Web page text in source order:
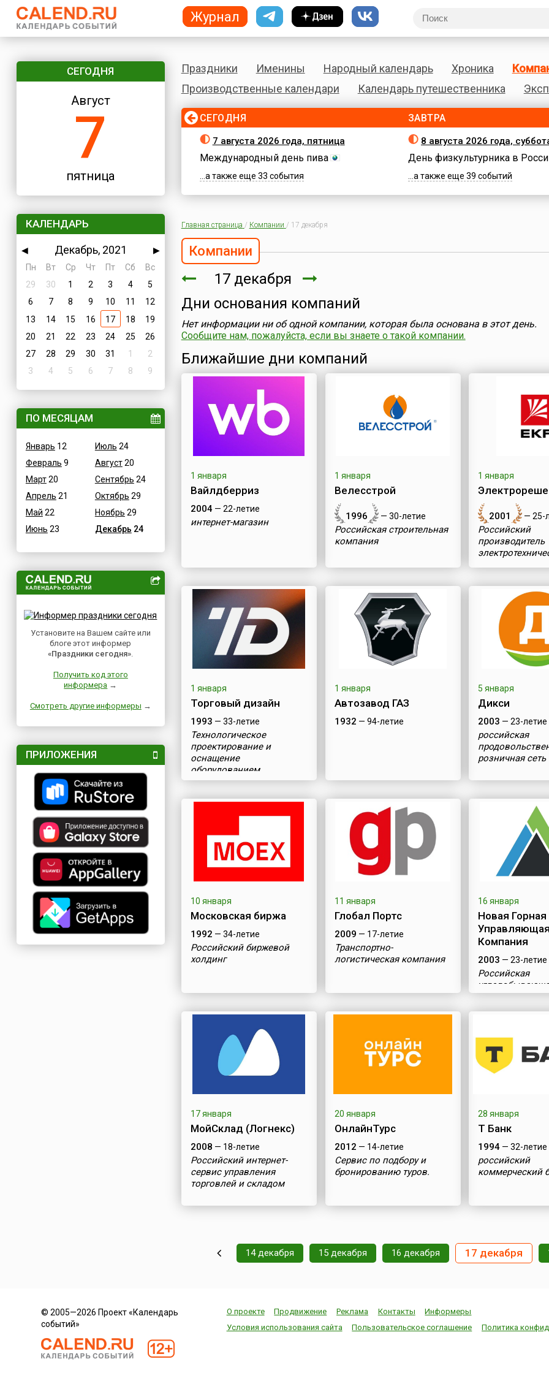
СЕГОДНЯ
Август
7
пятница
КАЛЕНДАРЬ
◀ Декабрь, 2021
▶
Пн
Вт Ср Чт Пт Сб
Вс
29
30 1 2 3 4
5
6
7 8 9 10 11
12
13
14 15 16 17 18
19
20
21 22 23 24 25
26
27
28 29 30 31 1
2
3
4 5 6 7 8 9
ПО МЕСЯЦАМ
Январь 12
Февраль 9
Март20
Апрель 21
Май 22
Июнь 23
Июль 24
Август20
Сентябрь 24
Октябрь 29
Ноябрь 29
Декабрь 24
Установите на Вашем сайте или
блоге этот информер
«Праздники сегодня».
Получить код этого
информера →
Смотреть другие информеры →
ПРИЛОЖЕНИЯ
Праздники Именины Народный календарь Хроника
Производственные календари
Календарь путешественника
СЕГОДНЯ
7 августа 2026 года, пятница
Международный день пива
...а также еще 33 события
ЗАВТРА
8 августа 2026 года,
День физкультурника в
...а также еще 39 событий
Главная страница / Компании / 17 декабря
Компании
17 декабря
Дни основания компаний
Нет информации ни об одной компании, которая была основана в этот день.
Сообщите нам, пожалуйста, если вы знаете о такой компании.
Ближайшие дни компаний
1 января
Вайлдберриз
2004— 22-летие
интернет-магазин
1 января
Велесстрой
1996 — 30-летие
Российская строительная
компания
1 января
2001 — 25-
Российский
производитель
1 января
Торговый дизайн
1993 — 33-летие
Технологическое
проектирование и
оснащение
оборудованием
1 января
Автозавод ГАЗ
1932 — 94-летие
5 января
Дикси
2003 — 23-летие
российская
розничная сеть
10 января
Московская биржа
1992 — 34-летие
Российский биржевой
холдинг
11 января
Глобал Портс
2009 — 17-летие
Транспортно-
логистическая компания
16 января
Новая Горная
Компания
2003 — 23-летие
Российская
компания
17 января
МойСклад (Логнекс)
2008 — 18-летие
Российский интернет-
сервис управления
торговлей и складом
20 января
ОнлайнТурс
2012 — 14-летие
Сервис по подбору и
бронированию туров.
28 января
Т Банк
1994 — 32-летие
российский
коммерческий
14 декабря 15 декабря 16 декабря 17 декабря
© 2005—2026 Проект «Календарь
событий»
О проекте Продвижение Реклама Контакты
Информеры
Условия использования сайта
Пользовательское соглашение Политика
Журнал